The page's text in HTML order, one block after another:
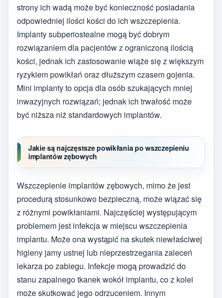
strony ich wadą może być konieczność posiadania
odpowiedniej ilości kości do ich wszczepienia.
Implanty subperiostealne mogą być dobrym
rozwiązaniem dla pacjentów z ograniczoną ilością
kości, jednak ich zastosowanie wiąże się z większym
ryzykiem powikłań oraz dłuższym czasem gojenia.
Mini implanty to opcja dla osób szukających mniej
inwazyjnych rozwiązań; jednak ich trwałość może
być niższa niż standardowych implantów.
Jakie są najczęstsze powikłania po wszczepieniu
implantów zębowych
Wszczepienie implantów zębowych, mimo że jest
procedurą stosunkowo bezpieczną, może wiązać się
z różnymi powikłaniami. Najczęściej występującym
problemem jest infekcja w miejscu wszczepienia
implantu. Może ona wystąpić na skutek niewłaściwej
higieny jamy ustnej lub nieprzestrzegania zaleceń
lekarza po zabiegu. Infekcje mogą prowadzić do
stanu zapalnego tkanek wokół implantu, co z kolei
może skutkować jego odrzuceniem. Innym